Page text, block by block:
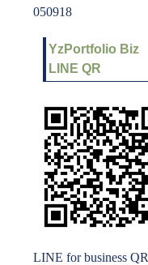
050918
YzPortfolio Biz
LINE QR
LINE for business QR